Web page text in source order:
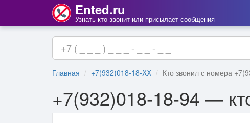
Ented.ru
Узнать кто звонит или присылает сообщения
Главная +7(932)018-18-XX Кто звонил с номера
+7(932)018-18-94 —